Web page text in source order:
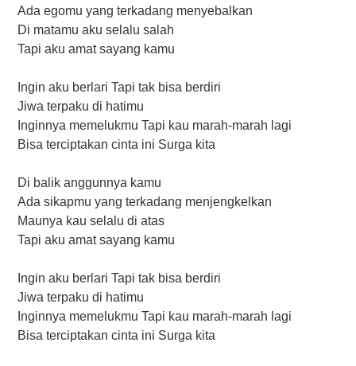
Ada egomu yang terkadang menyebalkan
Di matamu aku selalu salah
Tapi aku amat sayang kamu
Ingin aku berlari Tapi tak bisa berdiri
Jiwa terpaku di hatimu
Inginnya memelukmu Tapi kau marah-marah lagi
Bisa terciptakan cinta ini Surga kita
Di balik anggunnya kamu
Ada sikapmu yang terkadang menjengkelkan
Maunya kau selalu di atas
Tapi aku amat sayang kamu
Ingin aku berlari Tapi tak bisa berdiri
Jiwa terpaku di hatimu
Inginnya memelukmu Tapi kau marah-marah lagi
Bisa terciptakan cinta ini Surga kita